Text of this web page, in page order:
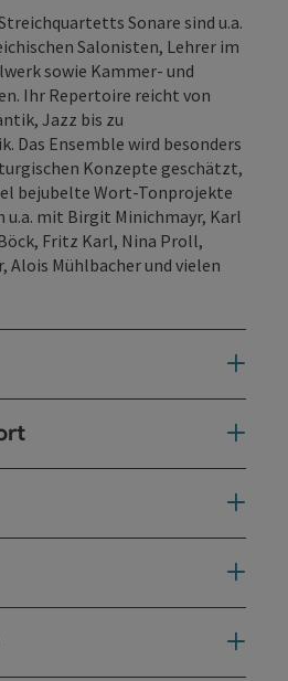
Sonare sind u.a.
Salonisten, Lehrer im
sowie Kammer- und
Ihr Repertoire reicht von
Jazz bis zu
Das Ensemble wird besonders
Konzepte geschätzt,
bejubelte Wort-Tonprojekte
u.a. mit Birgit Minichmayr, Karl
Fritz Karl, Nina Proll,
Alois Mühlbacher und vielen